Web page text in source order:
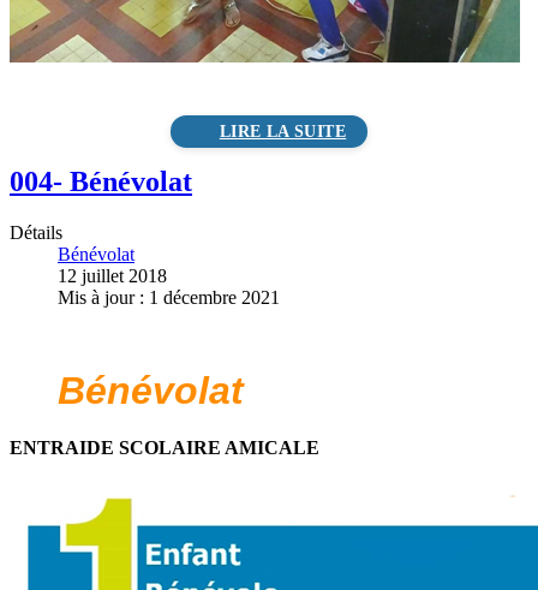
004- Bénévolat
Détails
Bénévolat
12 juillet 2018
Mis à jour : 1 décembre 2021
Bénévolat
ENTRAIDE SCOLAIRE AMICALE